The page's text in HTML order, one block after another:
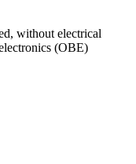
without electrical
(OBE)